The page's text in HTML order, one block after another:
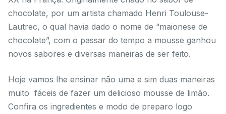
chocolate, por um artista chamado Henri Toulouse-
Lautrec, o qual havia dado o nome de “maionese de
chocolate”, com o passar do tempo a mousse ganhou
novos sabores e diversas maneiras de ser feito.
Hoje vamos lhe ensinar não uma e sim duas maneiras
muito fáceis de fazer um delicioso mousse de limão.
Confira os ingredientes e modo de preparo logo